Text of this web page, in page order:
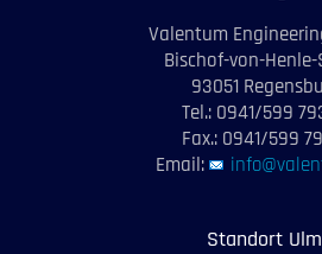
Valentum
Bischof-von-Henle-
93051
Tel.: 0941/599
Fax.: 0941/599
Email:
Standort